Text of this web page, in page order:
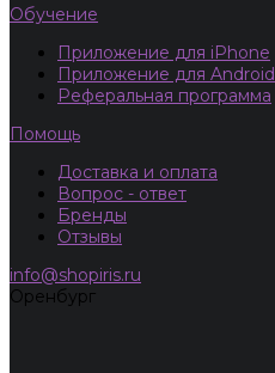
Обучение
Приложение для iPhone
Приложение для Android
Реферальная программа
Помощь
Доставка и оплата
Вопрос - ответ
Бренды
Отзывы
info@shopiris.ru
Оренбург